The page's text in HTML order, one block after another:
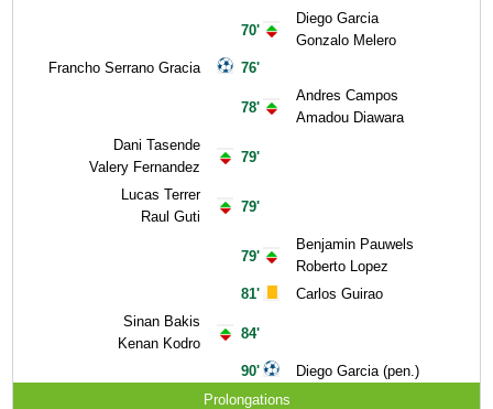
Francho Serrano Gracia
Dani Tasende
Valery Fernandez
Lucas Terrer
Raul Guti
Sinan Bakis
Kenan Kodro
70'
76'
78'
79'
79'
79'
81'
84'
90'
Diego Garcia
Gonzalo Melero
Andres Campos
Amadou Diawara
Benjamin Pauwels
Roberto Lopez
Carlos Guirao
Diego Garcia (pen.)
Prolongations